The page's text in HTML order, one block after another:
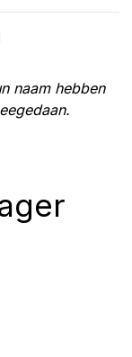
naam hebben